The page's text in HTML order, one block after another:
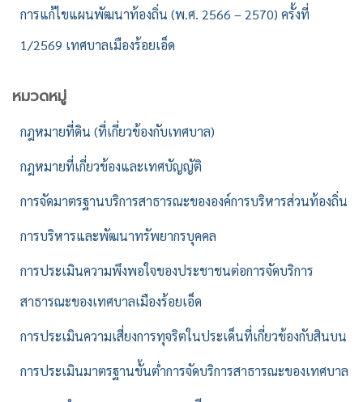
การแก้ไขแผนพัฒนาท้องถิ่น (พ.ศ. 2566 – 2570) ครั้งที่
1/2569 เทศบาลเมืองร้อยเอ็ด
หมวดหมู่
กฎหมายที่ดิน (ที่เกี่ยวข้องกับเทศบาล)
กฎหมายที่เกี่ยวข้องและเทศบัญญัติ
การจัดมาตรฐานบริการสาธารณะขององค์การบริหารส่วนท้องถิ่น
การบริหารและพัฒนาทรัพยากรบุคคล
การประเมินความพึงพอใจของประชาชนต่อการจัดบริการ
สาธารณะของเทศบาลเมืองร้อยเอ็ด
การประเมินความเสี่ยงการทุจริตในประเด็นที่เกี่ยวข้องกับสินบน
การประเมินมาตรฐานขั้นต่ำการจัดบริการสาธารณะของเทศบาล